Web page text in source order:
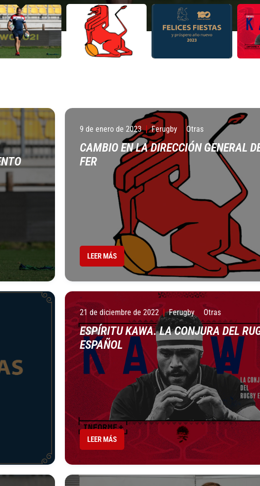
9 de enero de 2023 Ferugby Otras
CAMBIO EN LA DIRECCIÓN GENERAL
FER
LEER MÁS
21 de diciembre de 2022 Ferugby Otras
ESPÍRITU KAWA. LA CONJURA DEL
ESPAÑOL
LEER MÁS